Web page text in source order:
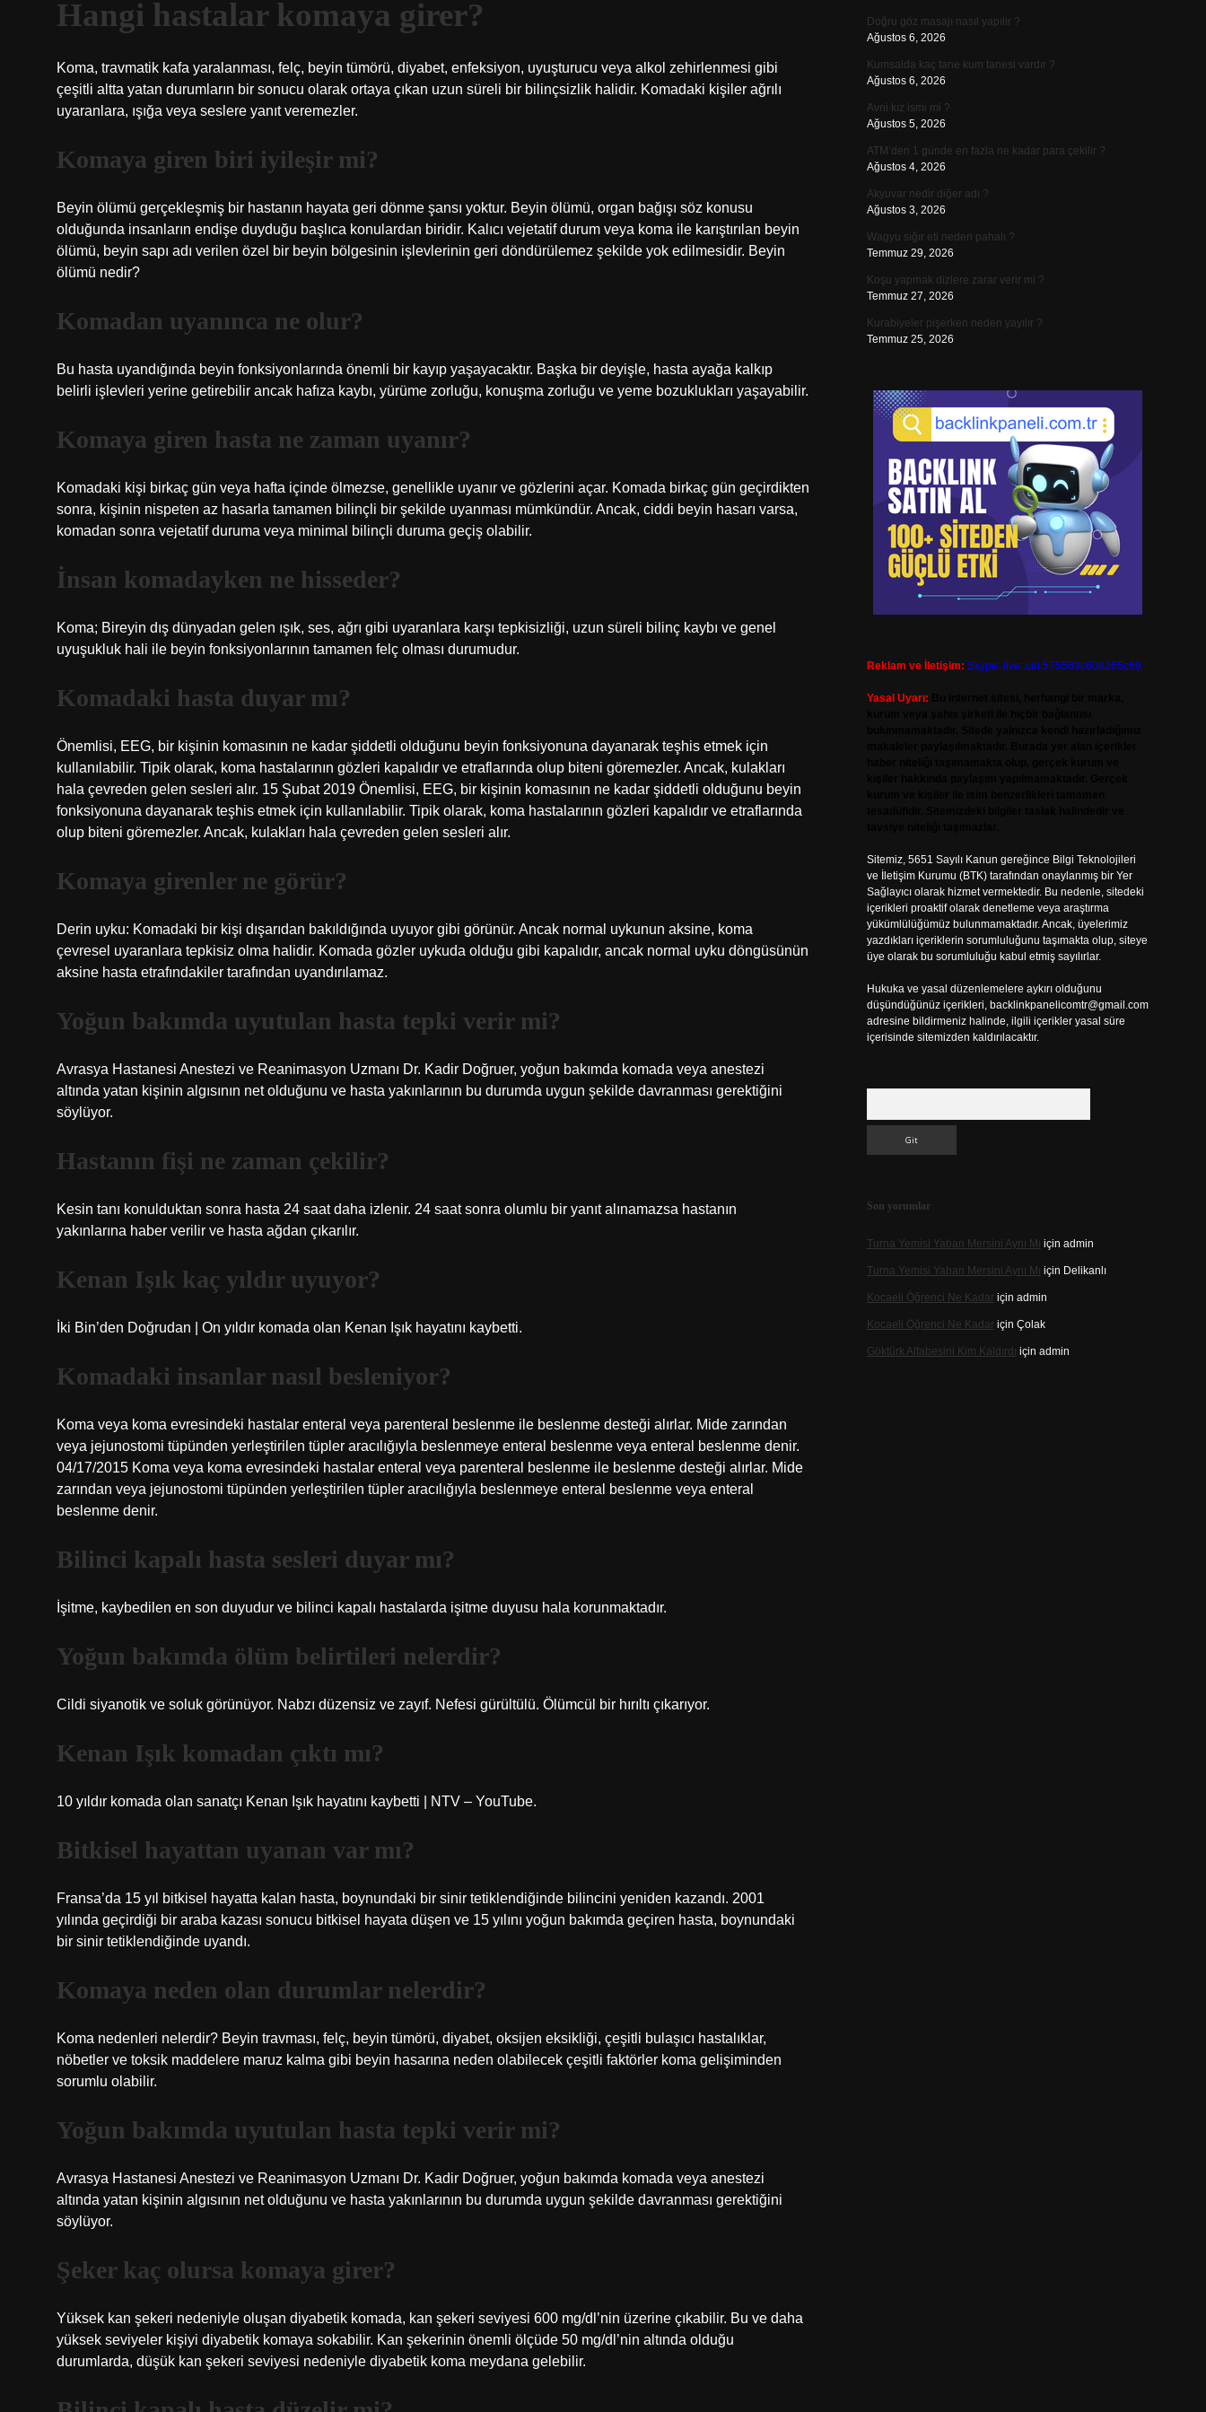
Hangi hastalar komaya girer?
Koma, travmatik kafa yaralanması, felç, beyin tümörü, diyabet, enfeksiyon, uyuşturucu veya alkol zehirlenmesi gibi
çeşitli altta yatan durumların bir sonucu olarak ortaya çıkan uzun süreli bir bilinçsizlik halidir. Komadaki kişiler ağrılı
uyaranlara, ışığa veya seslere yanıt veremezler.
Komaya giren biri iyileşir mi?
Beyin ölümü gerçekleşmiş bir hastanın hayata geri dönme şansı yoktur. Beyin ölümü, organ bağışı söz konusu
olduğunda insanların endişe duyduğu başlıca konulardan biridir. Kalıcı vejetatif durum veya koma ile karıştırılan beyin
ölümü, beyin sapı adı verilen özel bir beyin bölgesinin işlevlerinin geri döndürülemez şekilde yok edilmesidir. Beyin
ölümü nedir?
Komadan uyanınca ne olur?
Bu hasta uyandığında beyin fonksiyonlarında önemli bir kayıp yaşayacaktır. Başka bir deyişle, hasta ayağa kalkıp
belirli işlevleri yerine getirebilir ancak hafıza kaybı, yürüme zorluğu, konuşma zorluğu ve yeme bozuklukları yaşayabilir.
Komaya giren hasta ne zaman uyanır?
Komadaki kişi birkaç gün veya hafta içinde ölmezse, genellikle uyanır ve gözlerini açar. Komada birkaç gün geçirdikten
sonra, kişinin nispeten az hasarla tamamen bilinçli bir şekilde uyanması mümkündür. Ancak, ciddi beyin hasarı varsa,
komadan sonra vejetatif duruma veya minimal bilinçli duruma geçiş olabilir.
İnsan komadayken ne hisseder?
Koma; Bireyin dış dünyadan gelen ışık, ses, ağrı gibi uyaranlara karşı tepkisizliği, uzun süreli bilinç kaybı ve genel
uyuşukluk hali ile beyin fonksiyonlarının tamamen felç olması durumudur.
Komadaki hasta duyar mı?
Önemlisi, EEG, bir kişinin komasının ne kadar şiddetli olduğunu beyin fonksiyonuna dayanarak teşhis etmek için
kullanılabilir. Tipik olarak, koma hastalarının gözleri kapalıdır ve etraflarında olup biteni göremezler. Ancak, kulakları
hala çevreden gelen sesleri alır. 15 Şubat 2019 Önemlisi, EEG, bir kişinin komasının ne kadar şiddetli olduğunu beyin
fonksiyonuna dayanarak teşhis etmek için kullanılabilir. Tipik olarak, koma hastalarının gözleri kapalıdır ve etraflarında
olup biteni göremezler. Ancak, kulakları hala çevreden gelen sesleri alır.
Komaya girenler ne görür?
Derin uyku: Komadaki bir kişi dışarıdan bakıldığında uyuyor gibi görünür. Ancak normal uykunun aksine, koma
çevresel uyaranlara tepkisiz olma halidir. Komada gözler uykuda olduğu gibi kapalıdır, ancak normal uyku döngüsünün
aksine hasta etrafındakiler tarafından uyandırılamaz.
Yoğun bakımda uyutulan hasta tepki verir mi?
Avrasya Hastanesi Anestezi ve Reanimasyon Uzmanı Dr. Kadir Doğruer, yoğun bakımda komada veya anestezi
altında yatan kişinin algısının net olduğunu ve hasta yakınlarının bu durumda uygun şekilde davranması gerektiğini
söylüyor.
Hastanın fişi ne zaman çekilir?
Kesin tanı konulduktan sonra hasta 24 saat daha izlenir. 24 saat sonra olumlu bir yanıt alınamazsa hastanın
yakınlarına haber verilir ve hasta ağdan çıkarılır.
Kenan Işık kaç yıldır uyuyor?
İki Bin’den Doğrudan | On yıldır komada olan Kenan Işık hayatını kaybetti.
Komadaki insanlar nasıl besleniyor?
Koma veya koma evresindeki hastalar enteral veya parenteral beslenme ile beslenme desteği alırlar. Mide zarından
veya jejunostomi tüpünden yerleştirilen tüpler aracılığıyla beslenmeye enteral beslenme veya enteral beslenme denir.
04/17/2015 Koma veya koma evresindeki hastalar enteral veya parenteral beslenme ile beslenme desteği alırlar. Mide
zarından veya jejunostomi tüpünden yerleştirilen tüpler aracılığıyla beslenmeye enteral beslenme veya enteral
beslenme denir.
Bilinci kapalı hasta sesleri duyar mı?
İşitme, kaybedilen en son duyudur ve bilinci kapalı hastalarda işitme duyusu hala korunmaktadır.
Yoğun bakımda ölüm belirtileri nelerdir?
Cildi siyanotik ve soluk görünüyor. Nabzı düzensiz ve zayıf. Nefesi gürültülü. Ölümcül bir hırıltı çıkarıyor.
Kenan Işık komadan çıktı mı?
10 yıldır komada olan sanatçı Kenan Işık hayatını kaybetti | NTV – YouTube.
Bitkisel hayattan uyanan var mı?
Fransa’da 15 yıl bitkisel hayatta kalan hasta, boynundaki bir sinir tetiklendiğinde bilincini yeniden kazandı. 2001
yılında geçirdiği bir araba kazası sonucu bitkisel hayata düşen ve 15 yılını yoğun bakımda geçiren hasta, boynundaki
bir sinir tetiklendiğinde uyandı.
Komaya neden olan durumlar nelerdir?
Koma nedenleri nelerdir? Beyin travması, felç, beyin tümörü, diyabet, oksijen eksikliği, çeşitli bulaşıcı hastalıklar,
nöbetler ve toksik maddelere maruz kalma gibi beyin hasarına neden olabilecek çeşitli faktörler koma gelişiminden
sorumlu olabilir.
Yoğun bakımda uyutulan hasta tepki verir mi?
Avrasya Hastanesi Anestezi ve Reanimasyon Uzmanı Dr. Kadir Doğruer, yoğun bakımda komada veya anestezi
altında yatan kişinin algısının net olduğunu ve hasta yakınlarının bu durumda uygun şekilde davranması gerektiğini
söylüyor.
Şeker kaç olursa komaya girer?
Yüksek kan şekeri nedeniyle oluşan diyabetik komada, kan şekeri seviyesi 600 mg/dl’nin üzerine çıkabilir. Bu ve daha
yüksek seviyeler kişiyi diyabetik komaya sokabilir. Kan şekerinin önemli ölçüde 50 mg/dl’nin altında olduğu
durumlarda, düşük kan şekeri seviyesi nedeniyle diyabetik koma meydana gelebilir.
Doğru göz masajı nasıl yapılır ?
Ağustos 6, 2026
Kumsalda kaç tane kum tanesi vardır ?
Ağustos 6, 2026
Avni kız ismi mi ?
Ağustos 5, 2026
ATM’den 1 günde en fazla ne kadar para çekilir ?
Ağustos 4, 2026
Akyuvar nedir diğer adı ?
Ağustos 3, 2026
Wagyu sığır eti neden pahalı ?
Temmuz 29, 2026
Koşu yapmak dizlere zarar verir mi ?
Temmuz 27, 2026
Kurabiyeler pişerken neden yayılır ?
Temmuz 25, 2026
Reklam ve İletişim: Skype: live:.cid.575569c608265c69
Yasal Uyarı:
Sitemiz, 5651 Sayılı Kanun gereğince Bilgi Teknolojileri
ve İletişim Kurumu (BTK) tarafından onaylanmış bir Yer
Sağlayıcı olarak hizmet vermektedir. Bu nedenle, sitedeki
içerikleri proaktif olarak denetleme veya araştırma
yükümlülüğümüz bulunmamaktadır. Ancak, üyelerimiz
yazdıkları içeriklerin sorumluluğunu taşımakta olup, siteye
üye olarak bu sorumluluğu kabul etmiş sayılırlar.
Hukuka ve yasal düzenlemelere aykırı olduğunu
düşündüğünüz içerikleri, backlinkpanelicomtr@gmail.com
adresine bildirmeniz halinde, ilgili içerikler yasal süre
içerisinde sitemizden kaldırılacaktır.
Son yorumlar
Turna Yemisi Yaban Mersini Aynı Mı için admin
Turna Yemisi Yaban Mersini Aynı Mı için Delikanlı
Kocaeli Öğrenci Ne Kadariçin admin
Kocaeli Öğrenci Ne Kadariçin Çolak
Göktürk Alfabesini Kim Kaldırdı için admin